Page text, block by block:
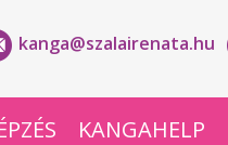
kanga@szalairenata.hu
KANGAHELP